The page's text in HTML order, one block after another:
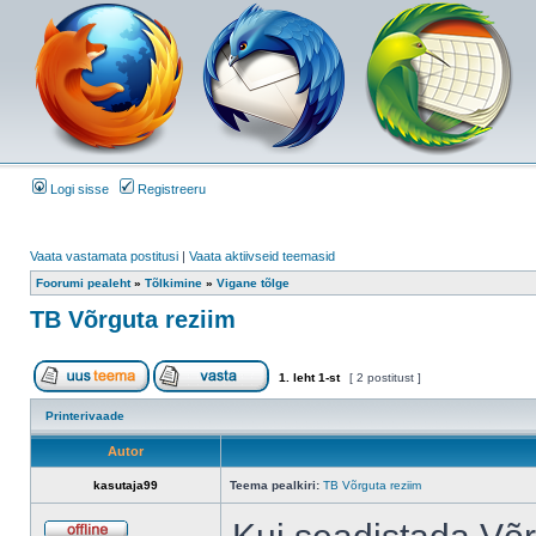
Logi sisse Registreeru
Vaata vastamata postitusi | Vaata aktiivseid teemasid
Foorumi pealeht» Tõlkimine » Vigane tõlge
TB Võrguta reziim
1 . leht1-st [ 2 postitust ]
Printerivaade
Autor
kasutaja99 Teema pealkiri: TB Võrguta reziim